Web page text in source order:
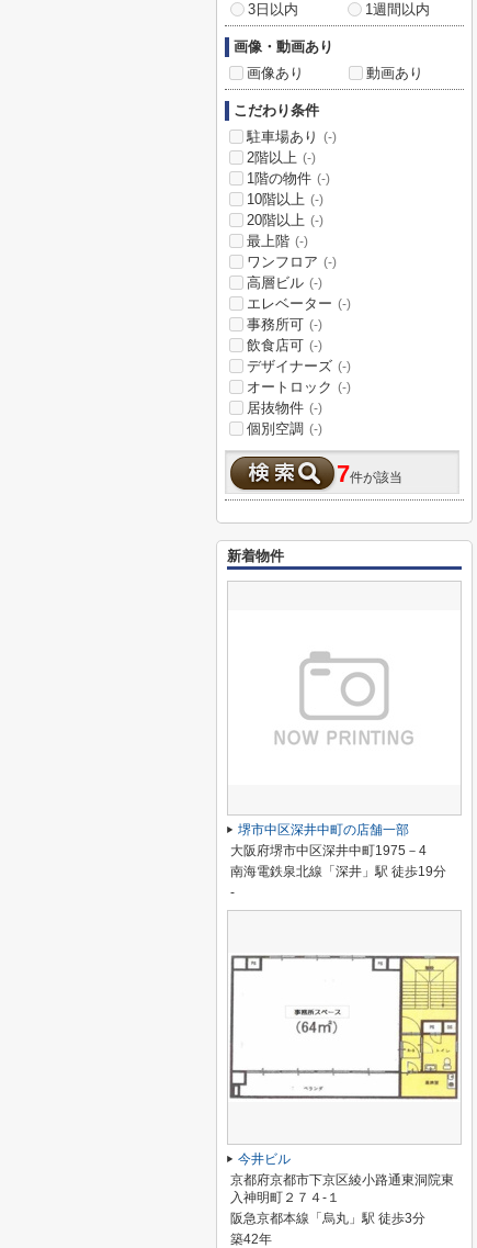
3日以内
1週間以内
画像・動画あり
画像あり
動画あり
こだわり条件
駐車場あり
(-)
2階以上 (-)
1階の物件 (-)
10階以上 (-)
20階以上 (-)
最上階 (-)
ワンフロア (-)
高層ビル (-)
エレベーター (-)
事務所可 (-)
飲食店可 (-)
デザイナーズ (-)
オートロック (-)
居抜物件 (-)
個別空調 (-)
7件が該当
新着物件
堺市中区深井中町の店舗一部
大阪府堺市中区深井中町1975－4
南海電鉄泉北線「深井」駅 徒歩19分
-
今井ビル
京都府京都市下京区綾小路通東洞院東
入神明町２７４-１
阪急京都本線「烏丸」駅 徒歩3分
築42年